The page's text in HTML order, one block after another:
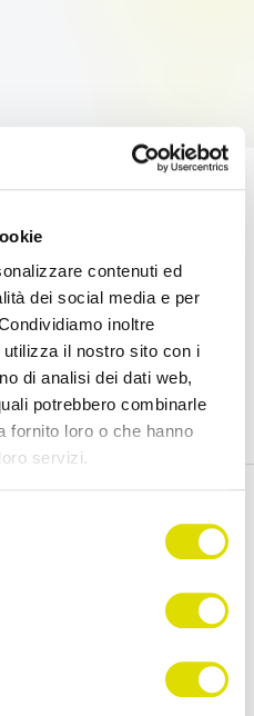
contenuti ed
dei social media e per
inoltre
il nostro sito con i
di analisi dei dati web,
potrebbero combinarle
fornito loro o che hanno
servizi.
cookie-
Vendite!
gratis, nella sua
15 giorni.
Gratis